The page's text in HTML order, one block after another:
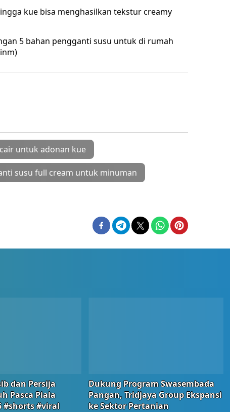
kue bisa menghasilkan tekstur creamy
5 bahan pengganti susu untuk di rumah
untuk adonan kue
susu full cream untuk minuman
dan Persija
Pasca Piala
#shorts #viral
Dukung Program Swasembada
Pangan, Tridjaya Group Ekspansi
ke Sektor Pertanian